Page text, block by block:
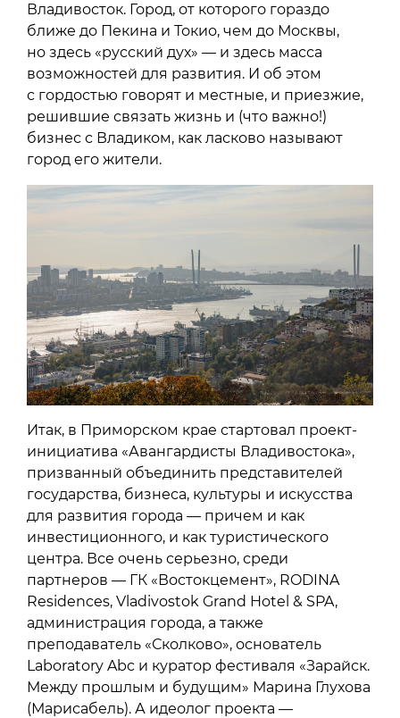
Владивосток. Город, от которого гораздо
ближе до Пекина и Токио, чем до Москвы,
но здесь «русский дух» — и здесь масса
возможностей для развития. И об этом
с гордостью говорят и местные, и приезжие,
решившие связать жизнь и (что важно!)
бизнес с Владиком, как ласково называют
город его жители.
Итак, в Приморском крае стартовал проект-
инициатива «Авангардисты Владивостока»,
призванный объединить представителей
государства, бизнеса, культуры и искусства
для развития города — причем и как
инвестиционного, и как туристического
центра. Все очень серьезно, среди
партнеров — ГК «Востокцемент», RODINA
Residences, Vladivostok Grand Hotel & SPA,
администрация города, а также
преподаватель «Сколково», основатель
Laboratory Abc и куратор фестиваля «Зарайск.
Между прошлым и будущим» Марина Глухова
(Марисабель). А идеолог проекта —